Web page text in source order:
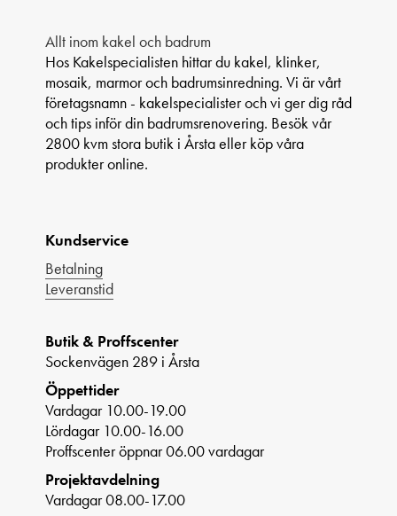
Allt inom kakel och badrum
Hos Kakelspecialisten hittar du kakel, klinker,
mosaik, marmor och badrumsinredning. Vi är vårt
företagsnamn - kakelspecialister och vi ger dig råd
och tips inför din badrumsrenovering. Besök vår
2800 kvm stora butik i Årsta eller köp våra
produkter online.
Kundservice
Betalning
Leveranstid
Butik & Proffscenter
Sockenvägen 289 i Årsta
Öppettider
Vardagar 10.00-19.00
Lördagar 10.00-16.00
Proffscenter öppnar 06.00 vardagar
Projektavdelning
Vardagar 08.00-17.00